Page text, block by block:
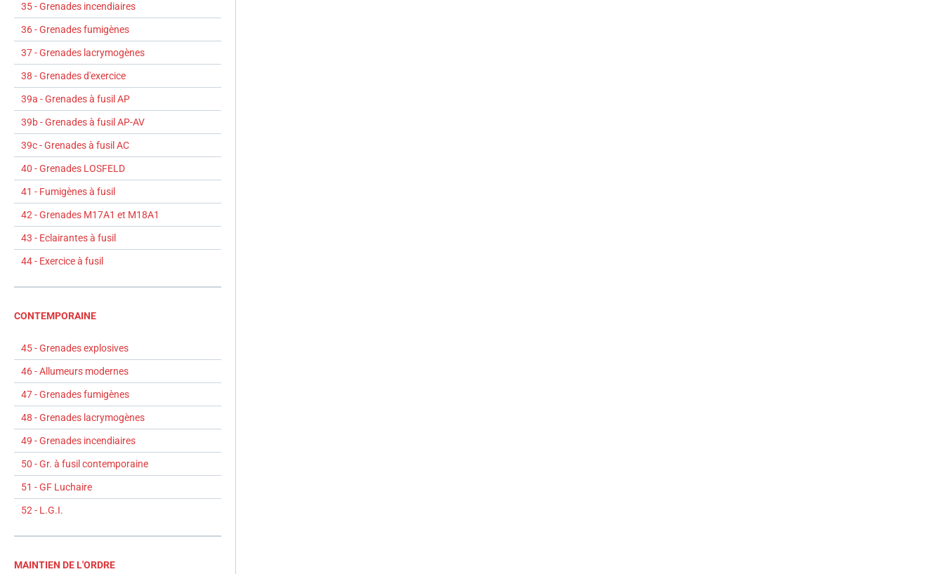
35 - Grenades incendiaires
36 - Grenades fumigènes
37 - Grenades lacrymogènes
38 - Grenades d'exercice
39a - Grenades à fusil AP
39b - Grenades à fusil AP-AV
39c - Grenades à fusil AC
40 - Grenades LOSFELD
41 - Fumigènes à fusil
42 - Grenades M17A1 et M18A1
43 - Eclairantes à fusil
44 - Exercice à fusil
CONTEMPORAINE
45 - Grenades explosives
46 - Allumeurs modernes
47 - Grenades fumigènes
48 - Grenades lacrymogènes
49 - Grenades incendiaires
50 - Gr. à fusil contemporaine
51 - GF Luchaire
52 - L.G.I.
MAINTIEN DE L'ORDRE